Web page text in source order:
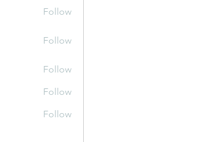
Follow
Follow
Follow
Follow
Follow